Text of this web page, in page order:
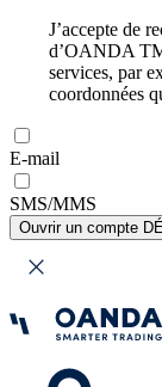
J’accepte de
d’OANDA
services, par
coordonnées
E-mail
SMS/MMS
Ouvrir un compte